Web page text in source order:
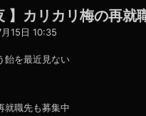
】カリカリ梅の再就
15日 10:35
飴を最近見ない
就職先も募集中